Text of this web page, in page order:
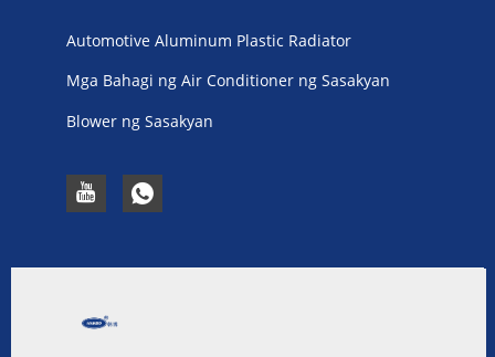
Automotive Aluminum Plastic Radiator
Mga Bahagi ng Air Conditioner ng Sasakyan
Blower ng Sasakyan